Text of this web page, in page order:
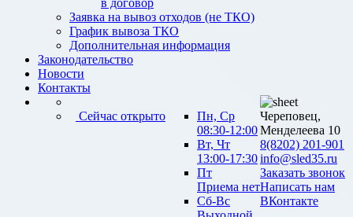
в договор
Заявка на вывоз отходов (не ТКО)
График вывоза ТКО
Дополнительная информация
Законодательство
Новости
Контакты
Сейчас открыто
Пн, Ср
08:30-12:00
Вт, Чт
13:00-17:30
Пт
Приема нет
Сб-Вс
Череповец,
Менделеева 10
8(8202) 201-901
info@sled35.ru
Заказать звонок
Написать нам
ВКонтакте